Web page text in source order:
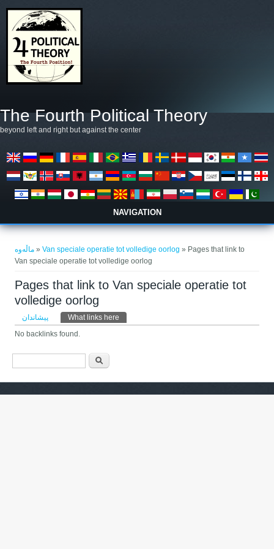
The Fourth Political Theory
beyond left and right but against the center
NAVIGATION
تۆ لێرەیت
ماڵەوە »Van speciale operatie tot volledige oorlog » Pages that link to
Van speciale operatie tot volledige oorlog
Pages that link to Van speciale operatie tot
volledige oorlog
Primary tabs
پیشاندان What links here
No backlinks found.
فۆرمی گەڕان